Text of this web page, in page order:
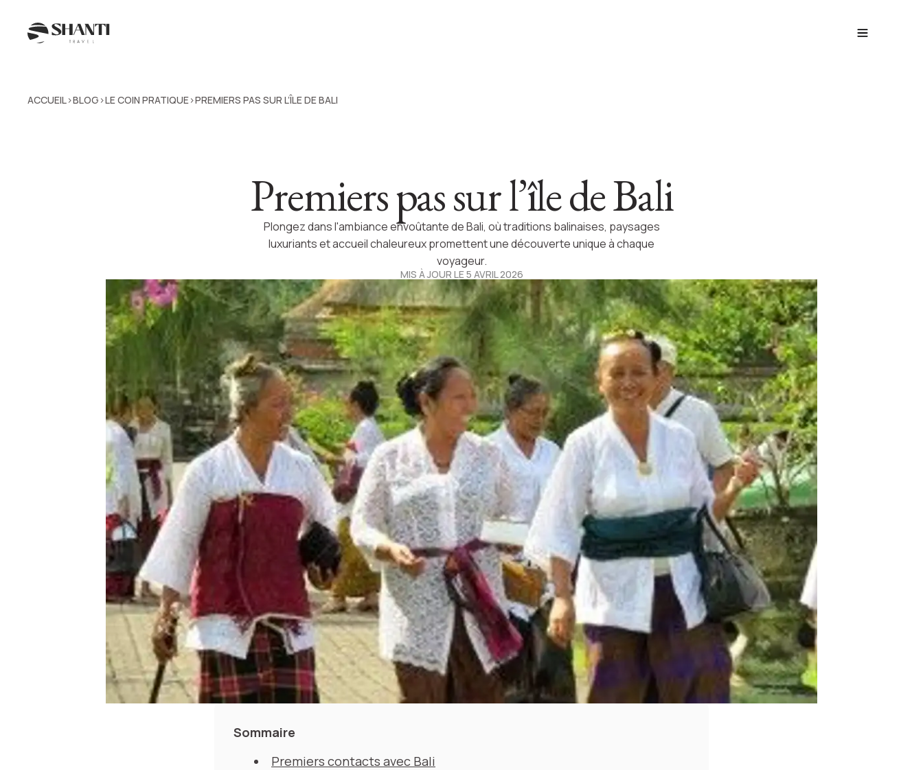
ACCUEIL>BLOG >LE COIN PRATIQUE>PREMIERS PAS SUR L’ÎLE DE BALI
Premiers pas sur l’île de Bali
Plongez dans l'ambiance envoûtante de Bali, où traditions balinaises, paysages
luxuriants et accueil chaleureux promettent une découverte unique à chaque
voyageur.
MIS À JOUR LE 5 AVRIL 2026
Sommaire
Premiers contacts avec Bali